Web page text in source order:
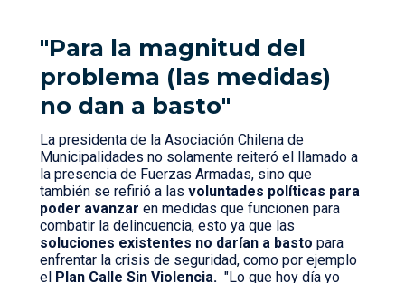
"Para la magnitud del
problema (las medidas)
no dan a basto"
La presidenta de la Asociación Chilena de
Municipalidades no solamente reiteró el llamado a
la presencia de Fuerzas Armadas, sino que
también se refirió a las voluntades políticas para
poder avanzar en medidas que funcionen para
combatir la delincuencia, esto ya que las
soluciones existentes no darían a basto para
enfrentar la crisis de seguridad, como por ejemplo
el Plan Calle Sin Violencia. "Lo que hoy día yo